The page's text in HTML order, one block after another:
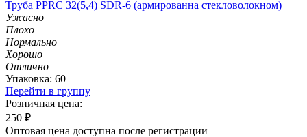
Труба PPRC 32(5,4) SDR-6 (армированна стекловолокном)
Ужасно
Плохо
Нормально
Хорошо
Отлично
Упаковка: 60
Перейти в группу
Розничная цена:
250 ₽
Оптовая цена доступна после регистрации